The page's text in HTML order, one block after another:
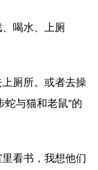
喝水、上厕
厕所。或者去操
蛇与猫和老鼠”的
看书，我想他们